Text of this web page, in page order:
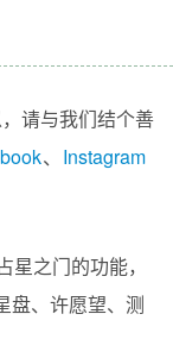
请与我们结个善
、 Instagram
星之门的功能，
盘、许愿望、测